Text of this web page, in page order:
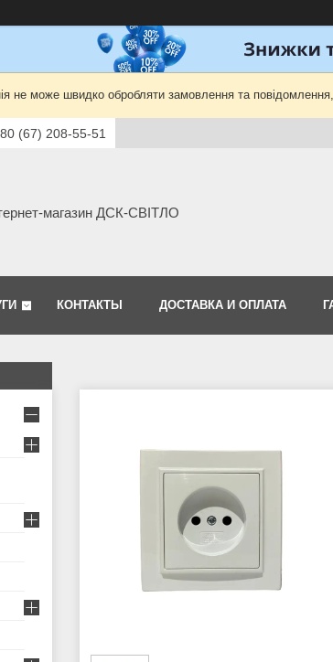
не може швидко обробляти замовлення та
(67) 208-55-51
магазин ДСК-СВІТЛО
КОНТАКТЫ ДОСТАВКА И ОПЛАТА